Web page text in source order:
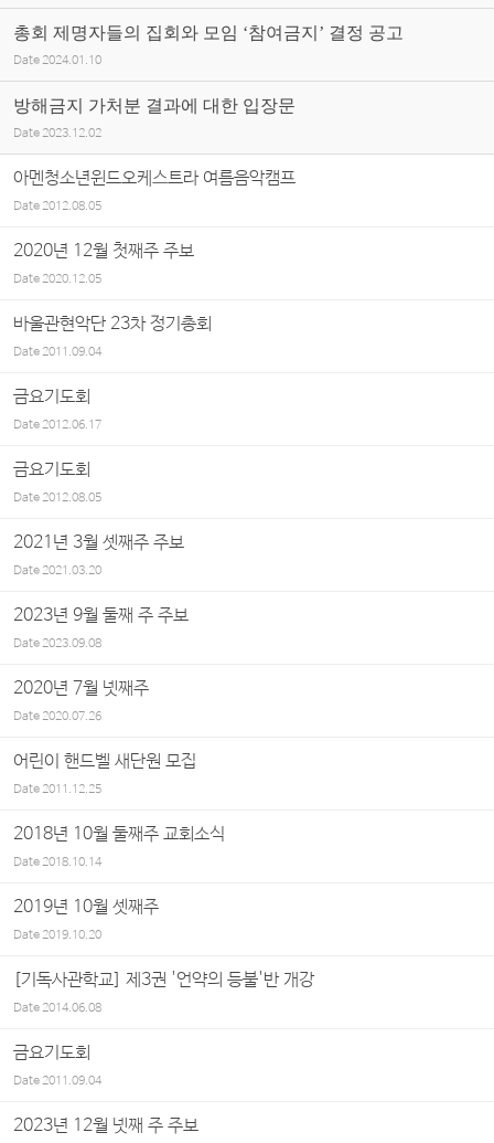
총회 제명자들의 집회와 모임 ‘참여금지’ 결정 공고
Date 2024.01.10
방해금지 가처분 결과에 대한 입장문
Date 2023.12.02
아멘청소년윈드오케스트라 여름음악캠프
Date2012.08.05
2020년 12월 첫째주 주보
Date2020.12.05
바울관현악단 23차 정기총회
Date2011.09.04
금요기도회
Date2012.06.17
금요기도회
Date2012.08.05
2021년 3월 셋째주 주보
Date2021.03.20
2023년 9월 둘째 주 주보
Date2023.09.08
2020년 7월 넷째주
Date2020.07.26
어린이 핸드벨 새단원 모집
Date2011.12.25
2018년 10월 둘째주 교회소식
Date2018.10.14
2019년 10월 셋째주
Date2019.10.20
[기독사관학교] 제3권 '언약의 등불'반 개강
Date2014.06.08
금요기도회
Date2011.09.04
2023년 12월 넷째 주 주보